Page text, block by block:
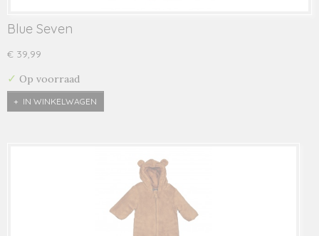
Blue Seven
€ 39,99
✓ Op voorraad
IN WINKELWAGEN